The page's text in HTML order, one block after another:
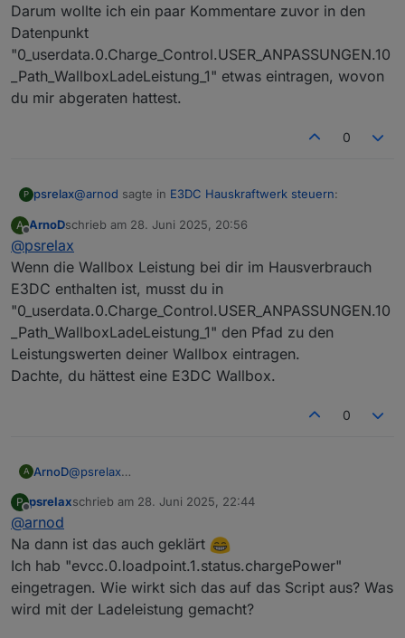
Darum wollte ich ein paar Kommentare zuvor in den
Datenpunkt
"0_userdata.0.Charge_Control.USER_ANPASSUNGEN.10
_Path_WallboxLadeLeistung_1" etwas eintragen, wovon
du mir abgeraten hattest.
0
P psrelax@arnod sagte in E3DC Hauskraftwerk steuern:
oder Auto ?
Ich würde da erstmal Prio Wallbox einstellen um
diese mit voller Leistung zu laden und danach die
Batterie vom Hauskraftwerk.
Ich habe keine E3DC Wallbox sondern eine OpenWB.
Somit bekommt E3DC nicht mit, ob ein Auto geladen
wird oder nicht und die Prio bewirkt somit auch nichts.
Oder habe ich da einen Denkfehler.
Darum wollte ich ein paar Kommentare zuvor in den
Datenpunkt
"0_userdata.0.Charge_Control.USER_ANPASSUNGEN.10
A
Offline
ArnoDschrieb am 28. Juni 2025, 20:56
zuletzt editiert von
@psrelax
Wenn die Wallbox Leistung bei dir im Hausverbrauch
E3DC enthalten ist, musst du in
"0_userdata.0.Charge_Control.USER_ANPASSUNGEN.10
_Path_WallboxLadeLeistung_1" den Pfad zu den
Leistungswerten deiner Wallbox eintragen.
Dachte, du hättest eine E3DC Wallbox.
0
A ArnoD@psrelax
E3DC enthalten ist, musst du in
Path_WallboxLadeLeistung_1" den Pfad zu den
Leistungswerten deiner Wallbox eintragen.
Dachte, du hättest eine E3DC Wallbox.
P
Offline
psrelaxschrieb am 28. Juni 2025, 22:44
zuletzt editiert von
@arnod
Na dann ist das auch geklärt
Ich hab "evcc.0.loadpoint.1.status.chargePower"
eingetragen. Wie wirkt sich das auf das Script aus? Was
wird mit der Ladeleistung gemacht?